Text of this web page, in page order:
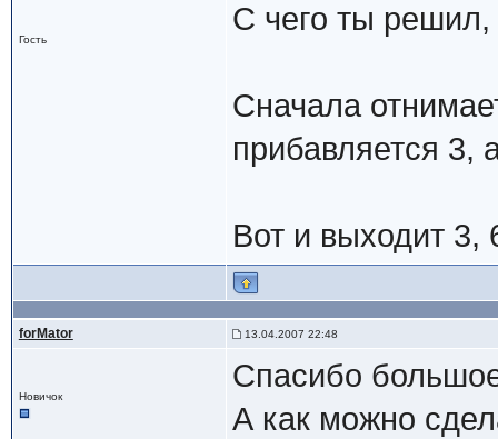
Гость
С чего ты решил,
Сначала
прибавляется 3,
Вот и выходит 3,
forMator 13.04.2007 22:48
Новичок
Спасибо
А как можно